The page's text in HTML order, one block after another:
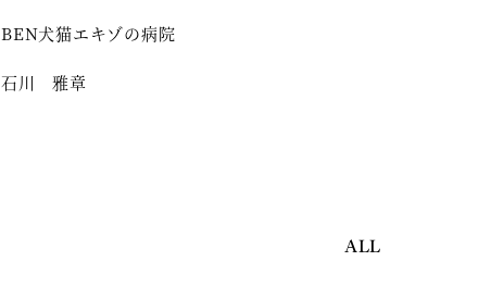
BEN犬猫エキゾの病院
石川 雅章
ALL